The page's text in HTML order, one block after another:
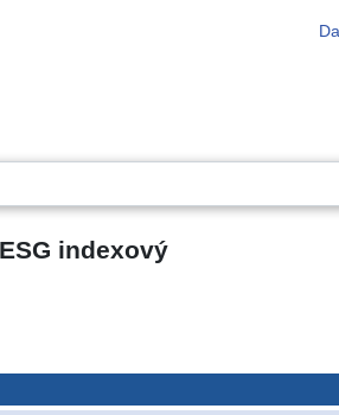
indexový